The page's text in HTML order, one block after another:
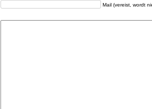
Mail (vereist, wordt